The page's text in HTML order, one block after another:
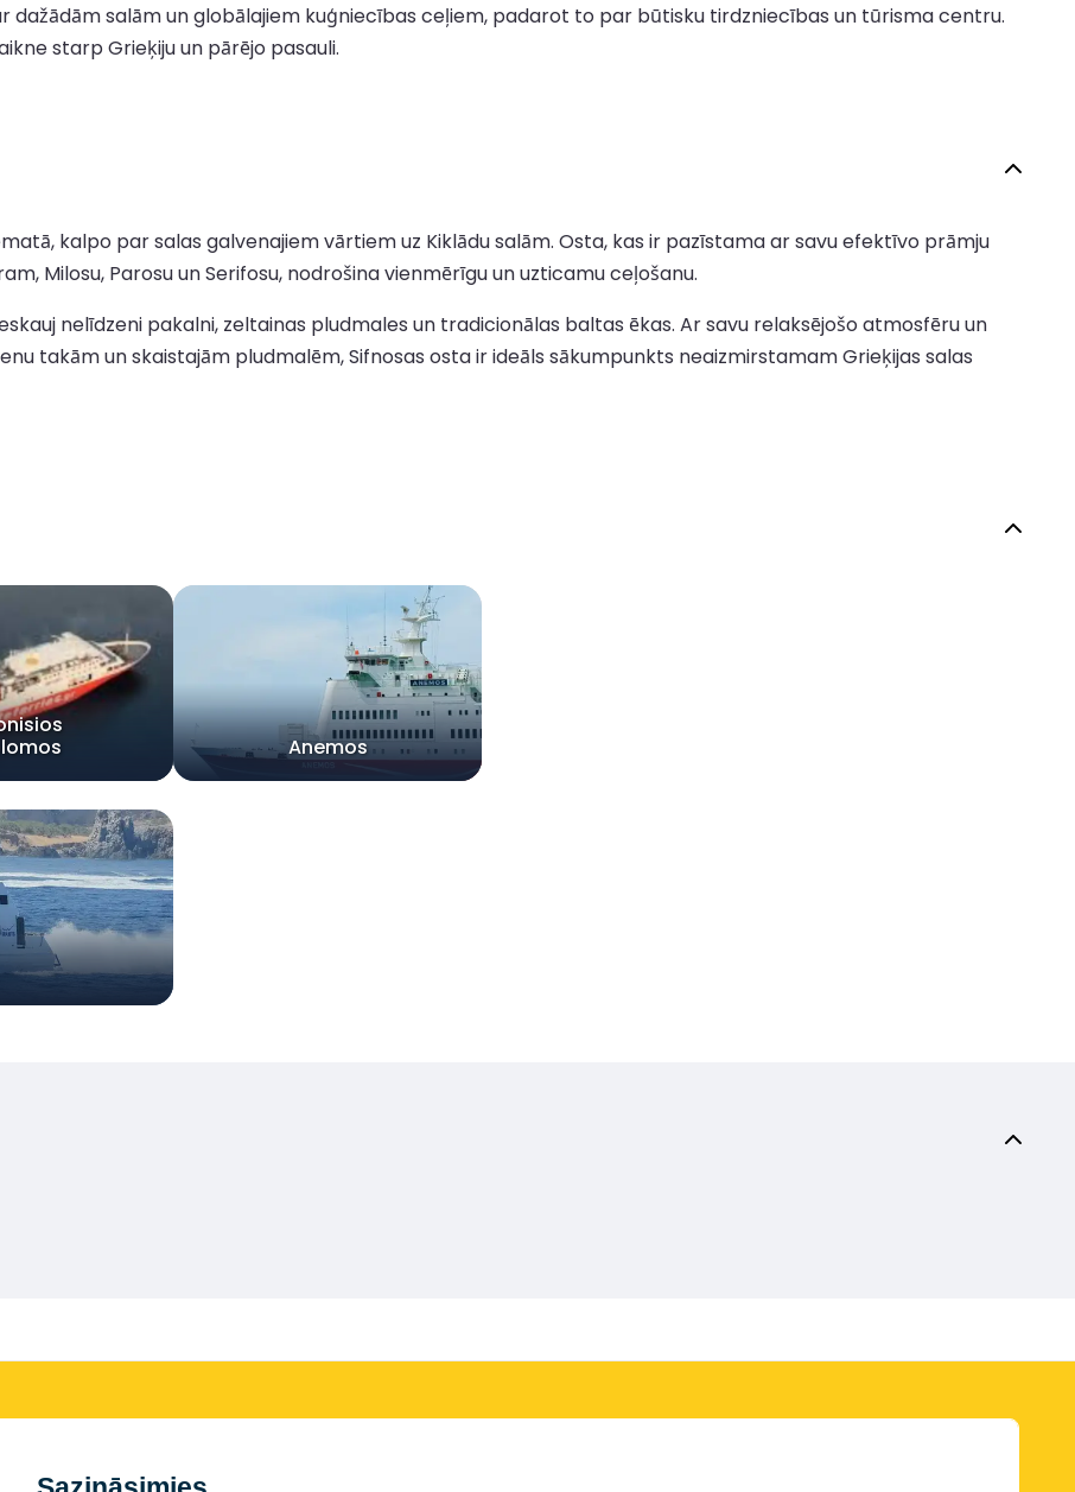
dažādām salām un globālajiem kuģniecības ceļiem, padarot to par būtisku tirdzniecības un tūrisma centru.
starp Grieķiju un pārējo pasauli.
kalpo par salas galvenajiem vārtiem uz Kiklādu salām. Osta, kas ir pazīstama ar savu efektīvo prāmju
Milosu, Parosu un Serifosu, nodrošina vienmērīgu un uzticamu ceļošanu.
nelīdzeni pakalni, zeltainas pludmales un tradicionālas baltas ēkas. Ar savu relaksējošo atmosfēru un
takām un skaistajām pludmalēm, Sifnosas osta ir ideāls sākumpunkts neaizmirstamam Grieķijas salas
Anemos